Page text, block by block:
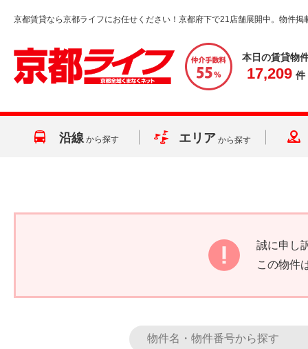
京都賃貸なら京都ライフにお任せください！京都府下で21店舗展開中。物件掲
本日の賃貸物
17,209 件
沿線 から探す エリア から探す
誠に申し
この物件